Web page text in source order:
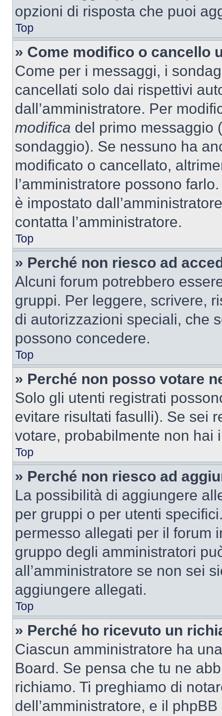
opzioni di risposta che puoi
Top
» Come modifico o cancello
Come per i messaggi, i
cancellati solo dai rispettivi
dall’amministratore. Per
modifica del primo messaggio
sondaggio). Se nessuno ha
modificato o cancellato,
l’amministratore possono
è impostato
contatta l’amministratore.
Top
» Perché non riesco ad
Alcuni forum potrebbero
gruppi. Per leggere, scrivere,
di autorizzazioni speciali, che
possono concedere.
Top
» Perché non posso votare
Solo gli utenti registrati
evitare risultati fasulli). Se sei
votare, probabilmente non hai
Top
» Perché non riesco ad
La possibilità di aggiungere
per gruppi o per utenti
permesso allegati per il forum
gruppo degli amministratori
all’amministratore se non sei
aggiungere allegati.
Top
» Perché ho ricevuto un
Ciascun amministratore ha
Board. Se pensa che tu ne
richiamo. Ti preghiamo di
dell’amministratore, e il